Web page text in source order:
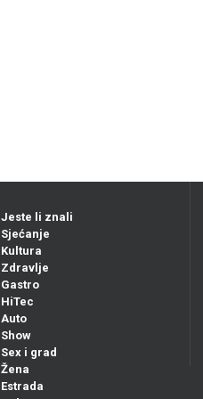
Jeste li znali
Sjećanje
Kultura
Zdravlje
Gastro
HiTec
Auto
Show
Sex i grad
Žena
Estrada